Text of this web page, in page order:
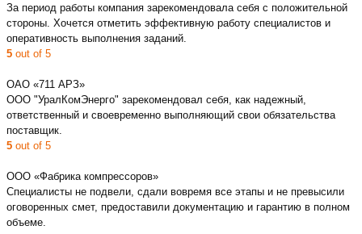
За период работы компания зарекомендовала себя с положительной
стороны. Хочется отметить эффективную работу специалистов и
оперативность выполнения заданий.
5 out of 5
ОАО «711 АРЗ»
ООО "УралКомЭнерго" зарекомендовал себя, как надежный,
ответственный и своевременно выполняющий свои обязательства
поставщик.
5 out of 5
ООО «Фабрика компрессоров»
Специалисты не подвели, сдали вовремя все этапы и не превысили
оговоренных смет, предоставили документацию и гарантию в полном
объеме.